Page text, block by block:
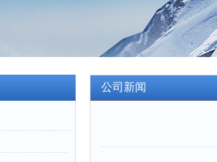
公司新闻